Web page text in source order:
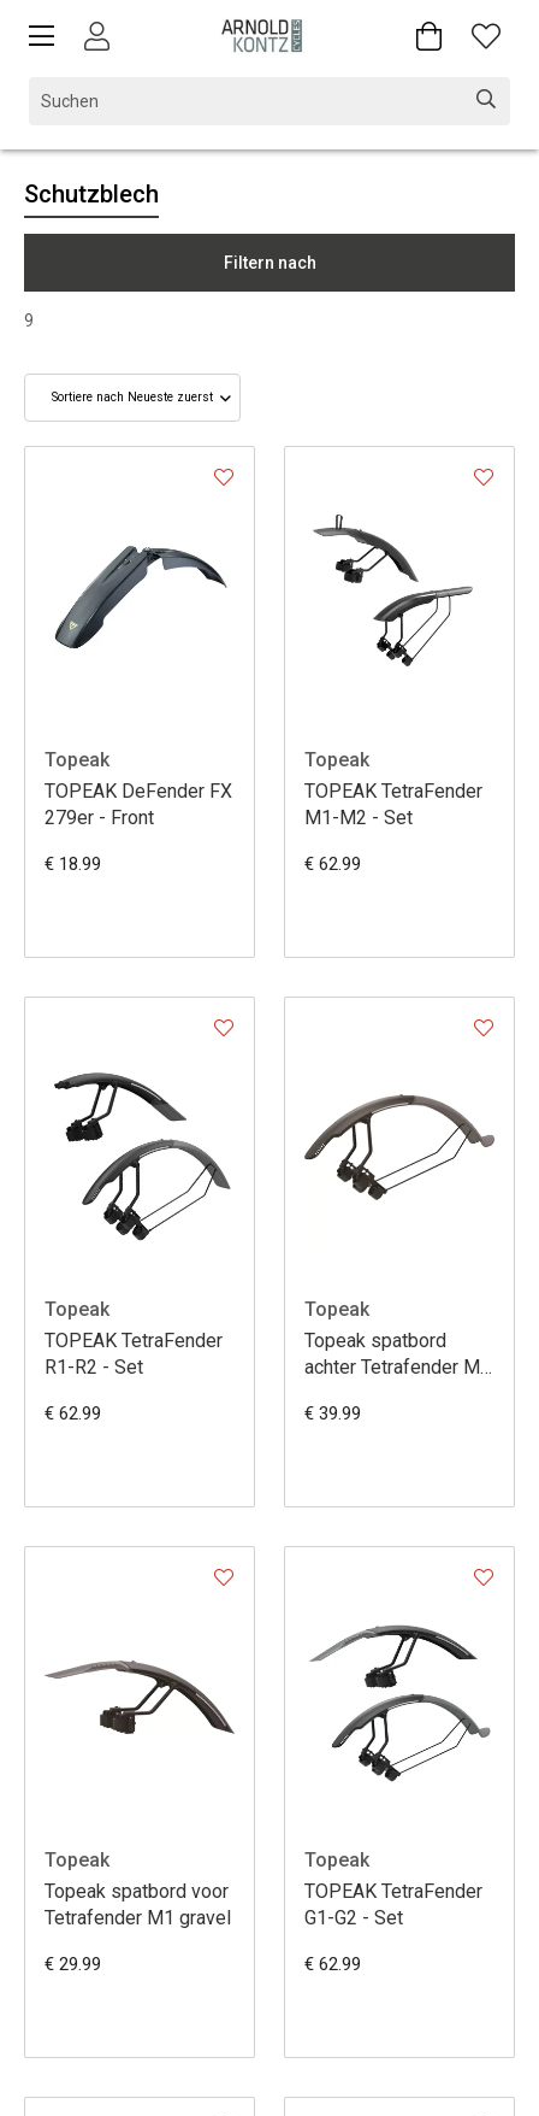
Schutzblech
Filtern nach
9
Topeak
TOPEAK DeFender FX
279er - Front
€ 18.99
Topeak
TOPEAK TetraFender
M1-M2 - Set
€ 62.99
Topeak
TOPEAK TetraFender
R1-R2 - Set
€ 62.99
Topeak
Topeak spatbord
achter Tetrafender M2
€ 39.99
Topeak
Topeak spatbord voor
Tetrafender M1 gravel
€ 29.99
Topeak
TOPEAK TetraFender
G1-G2 - Set
€ 62.99